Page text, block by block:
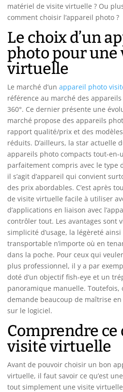
matériel de visite virtuelle ? Ou
comment choisir l’appareil photo ?
Le choix d’un
photo pour une
virtuelle
Le marché d’un appareil photo
référence au marché des
360°. Ce dernier présente une
marché propose des appareils
rapport qualité/prix et des
réduits. D’ailleurs, la star actuelle
appareils photo compacts tout-en-
parfaitement compris avec le type
il s’agit d’appareil qui convient
des prix abordables. C’est après
de visite virtuelle facile à utiliser
d’applications en liaison avec
contrôler tout. Les avantages sont
simplicité d’usage, la légèreté
transportable n’importe où en
dans la poche. Pour ceux qui
plus professionnel, il y a par
doté d’un objectif fish-eye et un
panoramique manuelle. Toutefois,
demande beaucoup de maîtrise
sur le logiciel.
Comprendre ce
visite virtuelle
Avant de pouvoir choisir un bon
virtuelle, il faut savoir ce qu’est
tout simplement une visite